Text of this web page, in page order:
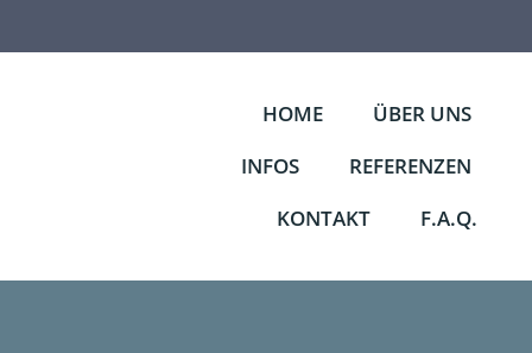
Inhalt
HOME
ÜBER UNS
INFOS
REFERENZEN
KONTAKT
F.A.Q.